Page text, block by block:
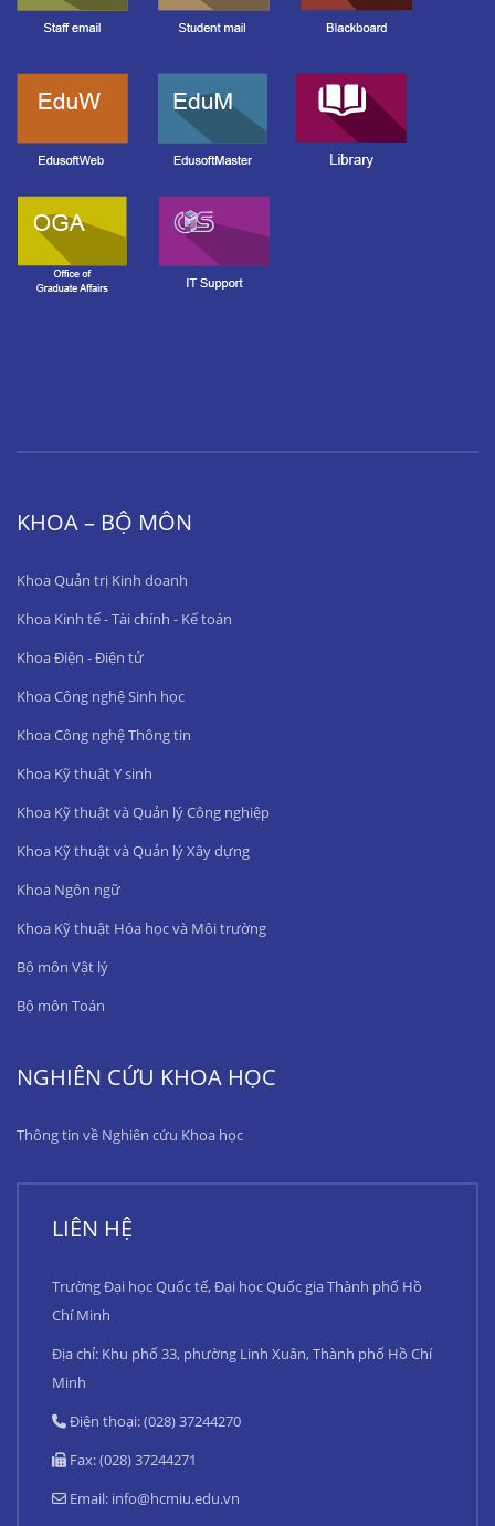
KHOA – BỘ MÔN
Khoa Quản trị Kinh doanh
Khoa Kinh tế - Tài chính - Kế toán
Khoa Điện - Điện tử
Khoa Công nghệ Sinh học
Khoa Công nghệ Thông tin
Khoa Kỹ thuật Y sinh
Khoa Kỹ thuật và Quản lý Công nghiệp
Khoa Kỹ thuật và Quản lý Xây dựng
Khoa Ngôn ngữ
Khoa Kỹ thuật Hóa học và Môi trường
Bộ môn Vật lý
Bộ môn Toán
NGHIÊN CỨU KHOA HỌC
Thông tin về Nghiên cứu Khoa học
LIÊN HỆ
Trường Đại học Quốc tế, Đại học Quốc gia Thành phố Hồ
Chí Minh
Địa chỉ: Khu phố 33, phường Linh Xuân, Thành phố Hồ Chí
Minh
Điện thoại: (028) 37244270
Fax: (028) 37244271
Email: info@hcmiu.edu.vn